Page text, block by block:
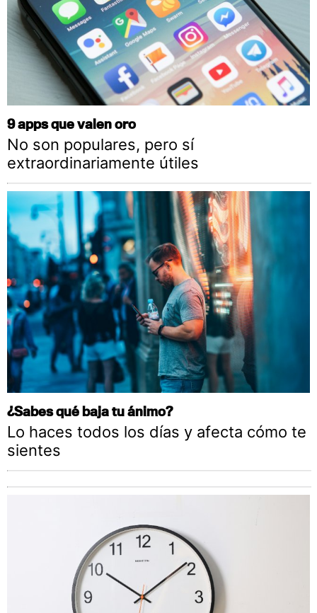
9 apps que valen oro
No son populares, pero sí
extraordinariamente útiles
¿Sabes qué baja tu ánimo?
Lo haces todos los días y afecta cómo te
sientes